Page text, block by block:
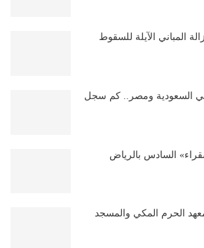
المباني الآيلة للسقوط
في السعودية ومصر.. كم سجل
السادس بالرياض
الحرم المكي والمسجد